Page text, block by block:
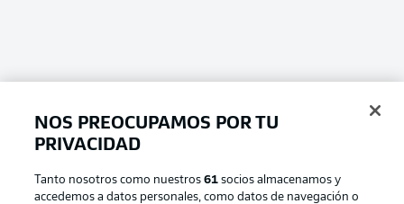
NOS PREOCUPAMOS POR TU
PRIVACIDAD
Tanto nosotros como nuestros61 socios almacenamos y
accedemos a datos personales, como datos de navegación o